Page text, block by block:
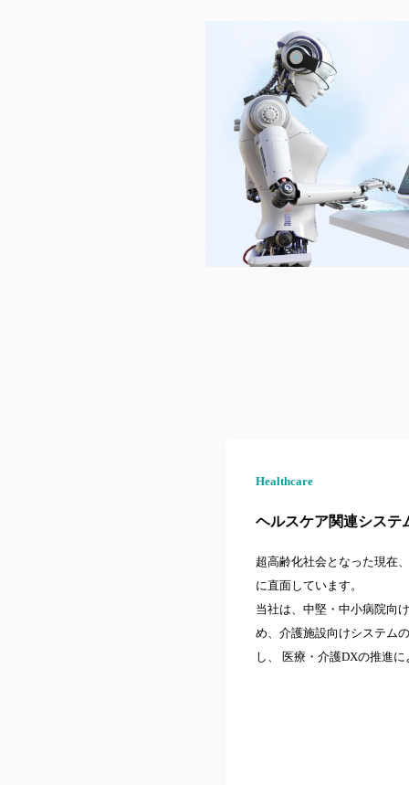
Healthcare
ヘルスケア関連システ
超高齢化社会となった現在
に直面しています。
当社は、中堅・中小病院向
め、介護施設向けシステム
し、 医療・介護DXの推進